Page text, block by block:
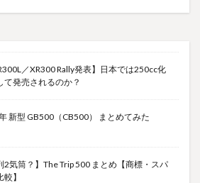
／XR300 Rally発表】日本では250cc化
て発売されるのか？
新型 GB500（CB500） まとめてみた
2気筒？】The Trip 500 まとめ【商標・スパ
】